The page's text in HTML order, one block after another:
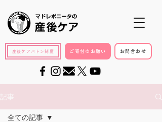
産後ケアバトン制度 ご寄付のお願い お問合わせ
記事
全ての記事